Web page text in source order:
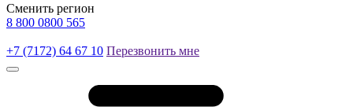
Сменить регион
8 800 0800 565
+7 (7172) 64 67 10 Перезвонить мне